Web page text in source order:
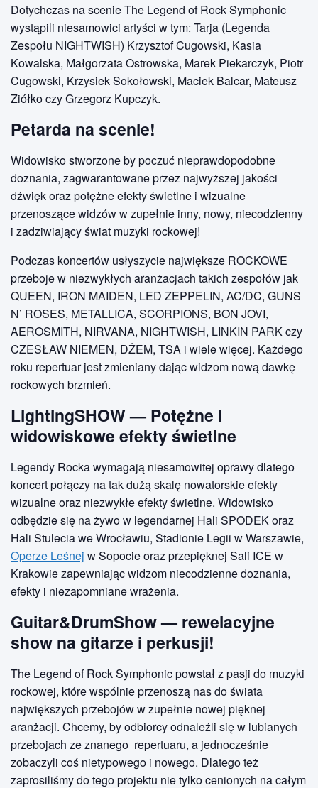
Dotychczas na scenie The Legend of Rock Symphonic
wystąpili niesamowici artyści w tym: Tarja (Legenda
Zespołu NIGHTWISH) Krzysztof Cugowski, Kasia
Kowalska, Małgorzata Ostrowska, Marek Piekarczyk, Piotr
Cugowski, Krzysiek Sokołowski, Maciek Balcar, Mateusz
Ziółko czy Grzegorz Kupczyk.
Petarda na scenie!
Widowisko stworzone by poczuć nieprawdopodobne
doznania, zagwarantowane przez najwyższej jakości
dźwięk oraz potężne efekty świetlne i wizualne
przenoszące widzów w zupełnie inny, nowy, niecodzienny
i zadziwiający świat muzyki rockowej!
Podczas koncertów usłyszycie największe ROCKOWE
przeboje w niezwykłych aranżacjach takich zespołów jak
QUEEN, IRON MAIDEN, LED ZEPPELIN, AC/DC, GUNS
N’ ROSES, METALLICA, SCORPIONS, BON JOVI,
AEROSMITH, NIRVANA, NIGHTWISH, LINKIN PARK czy
CZESŁAW NIEMEN, DŻEM, TSA i wiele więcej. Każdego
roku repertuar jest zmieniany dając widzom nową dawkę
rockowych brzmień.
LightingSHOW — Potężne i
widowiskowe efekty świetlne
Legendy Rocka wymagają niesamowitej oprawy dlatego
koncert połączy na tak dużą skalę nowatorskie efekty
wizualne oraz niezwykłe efekty świetlne. Widowisko
odbędzie się na żywo w legendarnej Hali SPODEK oraz
Hali Stulecia we Wrocławiu, Stadionie Legii w Warszawie,
Operze Leśnej w Sopocie oraz przepięknej Sali ICE w
Krakowie zapewniając widzom niecodzienne doznania,
efekty i niezapomniane wrażenia.
Guitar&DrumShow — rewelacyjne
show na gitarze i perkusji!
The Legend of Rock Symphonic powstał z pasji do muzyki
rockowej, które wspólnie przenoszą nas do świata
największych przebojów w zupełnie nowej pięknej
aranżacji. Chcemy, by odbiorcy odnaleźli się w lubianych
przebojach ze znanego repertuaru, a jednocześnie
zobaczyli coś nietypowego i nowego. Dlatego też
zaprosiliśmy do tego projektu nie tylko cenionych na całym